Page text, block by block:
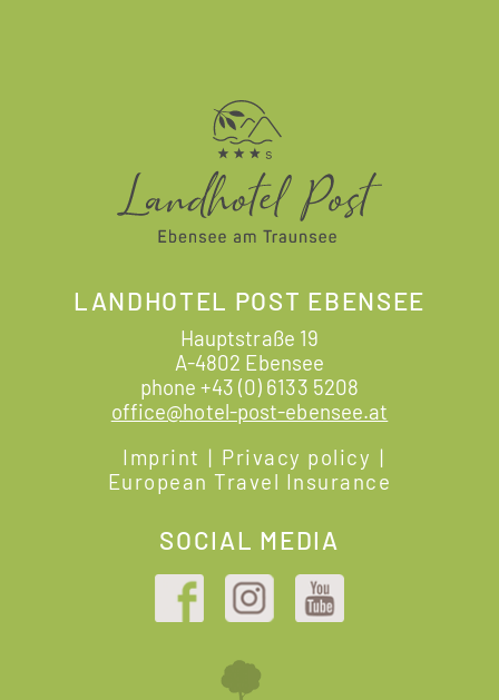
LANDHOTEL POST EBENSEE
Hauptstraße 19
A-4802 Ebensee
phone+43 (0) 6133 5208
office@hotel-post-ebensee.at
Imprint | Privacy policy |
European Travel Insurance
SOCIAL MEDIA